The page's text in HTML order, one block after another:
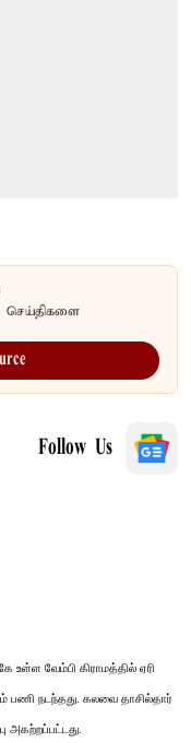
செய்திகளை
Follow Us
உள்ள வேம்பி கிராமத்தில் ஏரி
பணி நடந்தது. கலவை தாசில்தார்
அகற்றப்பட்டது.